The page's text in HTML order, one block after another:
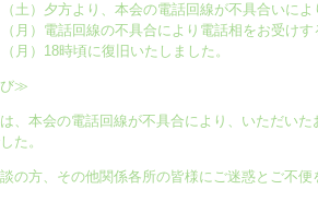
土）夕方より、本会の電話回線が不具合いに
月）電話回線の不具合により電話相をお受けす
月）18時頃に復旧いたしました。
≫
、本会の電話回線が不具合により、いただい
た。
の方、その他関係各所の皆様にご迷惑とご不便